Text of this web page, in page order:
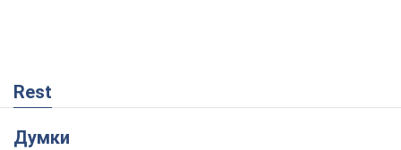
Rest
Думки